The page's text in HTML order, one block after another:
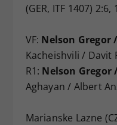
(GER, ITF 1407) 2:6,
VF: Nelson Gregor
Kacheishvili / Davit
R1: Nelson Gregor
Aghayan / Albert
Marianske Lazne